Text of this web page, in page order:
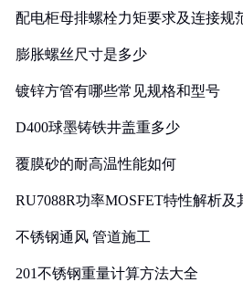
配电柜母排螺栓力矩要求及连接规
膨胀螺丝尺寸是多少
镀锌方管有哪些常见规格和型号
D400球墨铸铁井盖重多少
覆膜砂的耐高温性能如何
RU7088R功率MOSFET特性解析
不锈钢通风 管道施工
201不锈钢重量计算方法大全